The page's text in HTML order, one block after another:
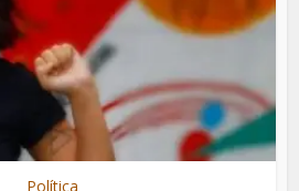
Política